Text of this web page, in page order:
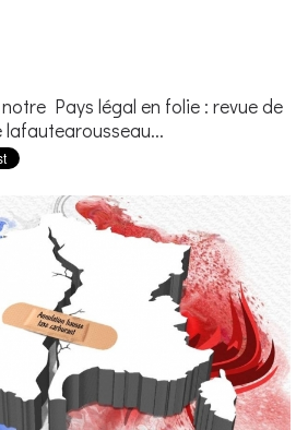
Pays légal en folie : revue de